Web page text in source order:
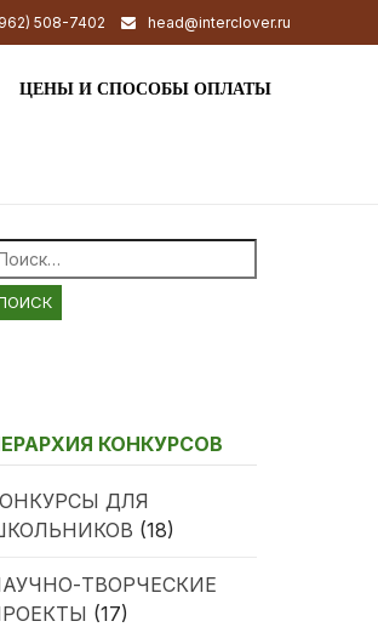
508-7402 head@interclover.ru
ЦЕНЫ И СПОСОБЫ ОПЛАТЫ
КОНКУРСОВ
ДЛЯ
(18)
ТВОРЧЕСКИЕ
(17)